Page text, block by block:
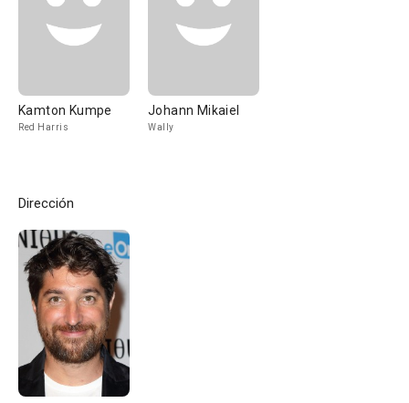
Kamton Kumpe
Red Harris
Johann Mikaiel
Wally
Dirección